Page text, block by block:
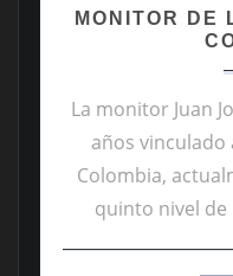
MONITOR DE
La monitor Juan
años vinculado
Colombia,
quinto nivel de